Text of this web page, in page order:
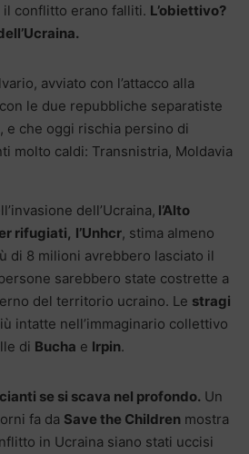
conflitto erano falliti. L’obiettivo?
avviato con l’attacco alla
le due repubbliche separatiste
, e che oggi rischia persino di
molto caldi: Transnistria, Moldavia
dell’Ucraina, l’Alto
rifugiati, l’Unhcr, stima almeno
di 8 milioni avrebbero lasciato il
sarebbero state costrette a
del territorio ucraino. Le stragi
intatte nell’immaginario collettivo
di Bucha e Irpin.
se si scava nel profondo. Un
fa da Save the Children mostra
in Ucraina siano stati uccisi